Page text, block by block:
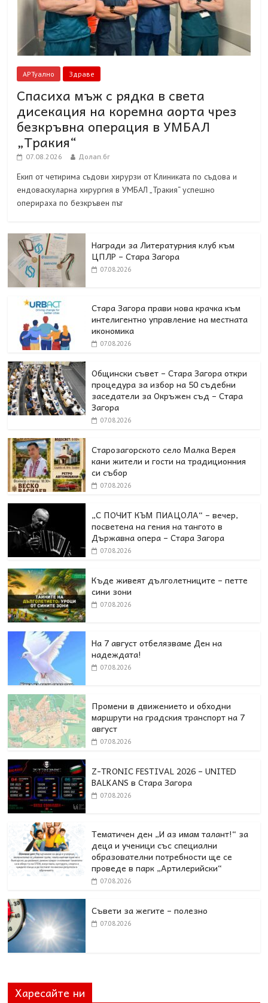
АРТуално Здраве
Спасиха мъж с рядка в света
дисекация на коремна аорта чрез
безкръвна операция в УМБАЛ
„Тракия“
07.08.2026 Долап.бг
Екип от четирима съдови хирурзи от Клиниката по съдова и
ендоваскуларна хирургия в УМБАЛ „Тракия“ успешно
оперираха по безкръвен път
Награди за Литературния клуб към
ЦПЛР – Стара Загора
07.08.2026
Стара Загора прави нова крачка към
интелигентно управление на местната
икономика
07.08.2026
Общински съвет – Стара Загора откри
процедура за избор на 50 съдебни
заседатели за Окръжен съд – Стара
Загора
07.08.2026
Старозагорското село Малка Верея
кани жители и гости на традиционния
си събор
07.08.2026
„С ПОЧИТ КЪМ ПИАЦОЛА“ – вечер,
посветена на гения на тангото в
Държавна опера – Стара Загора
07.08.2026
Къде живеят дълголетниците – петте
сини зони
07.08.2026
На 7 август отбелязваме Ден на
надеждата!
07.08.2026
Промени в движението и обходни
маршрути на градския транспорт на 7
август
07.08.2026
Z-TRONIC FESTIVAL 2026 – UNITED
BALKANS в Стара Загора
07.08.2026
Тематичен ден „И аз имам талант!“ за
деца и ученици със специални
образователни потребности ще се
проведе в парк „Артилерийски“
07.08.2026
Съвети за жегите – полезно
07.08.2026
Харесайте ни